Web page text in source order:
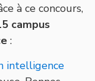
à ce concours,
campus
:
intelligence